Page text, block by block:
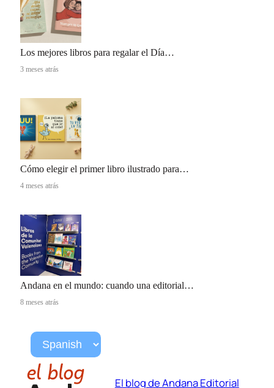
Los mejores libros para regalar el Día…
3 meses atrás
Cómo elegir el primer libro ilustrado para…
4 meses atrás
Andana en el mundo: cuando una editorial…
8 meses atrás
El blog de Andana Editorial